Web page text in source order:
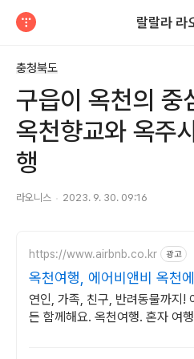
랄랄라 라
충청북도
구읍이 옥천의 중
옥천향교와 옥주
행
라오니스 2023. 9. 30. 09:16
https://www.airbnb.co.kr 광고
옥천여행, 에어비앤비 옥천
기
연인, 가족, 친구, 반려동물까지!
든 함께해요. 옥천여행. 혼자 여